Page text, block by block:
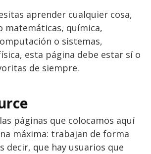
aprender cualquier cosa,
matemáticas, química,
o sistemas,
esta página debe estar sí o
de siempre.
páginas que colocamos aquí
máxima: trabajan de forma
decir, que hay usuarios que